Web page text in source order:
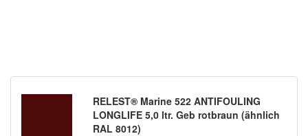
RELEST® Marine 522 ANTIFOULING
LONGLIFE 5,0 ltr. Geb rotbraun (ähnlich
RAL 8012)